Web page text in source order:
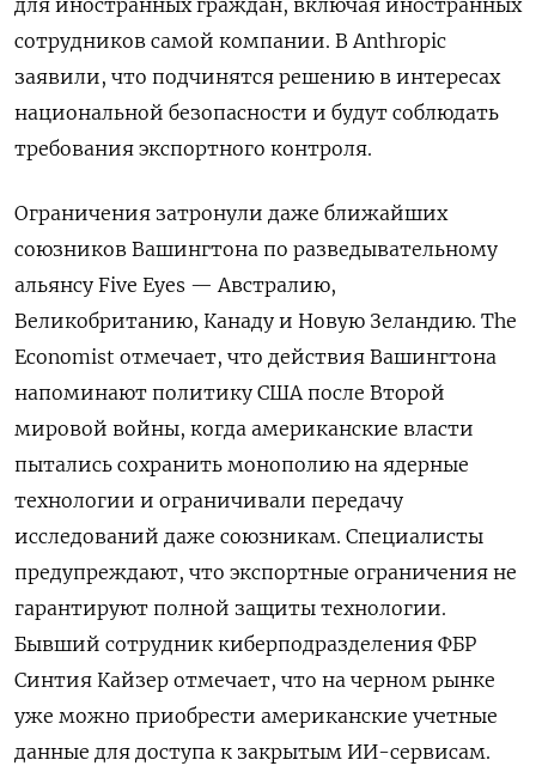
для иностранных граждан, включая иностранных
сотрудников самой компании. В Anthropic
заявили, что подчинятся решению в интересах
национальной безопасности и будут соблюдать
требования экспортного контроля.
Ограничения затронули даже ближайших
союзников Вашингтона по разведывательному
альянсу Five Eyes — Австралию,
Великобританию, Канаду и Новую Зеландию. The
Economist отмечает, что действия Вашингтона
напоминают политику США после Второй
мировой войны, когда американские власти
пытались сохранить монополию на ядерные
технологии и ограничивали передачу
исследований даже союзникам. Специалисты
предупреждают, что экспортные ограничения не
гарантируют полной защиты технологии.
Бывший сотрудник киберподразделения ФБР
Синтия Кайзер отмечает, что на черном рынке
уже можно приобрести американские учетные
данные для доступа к закрытым ИИ-сервисам.